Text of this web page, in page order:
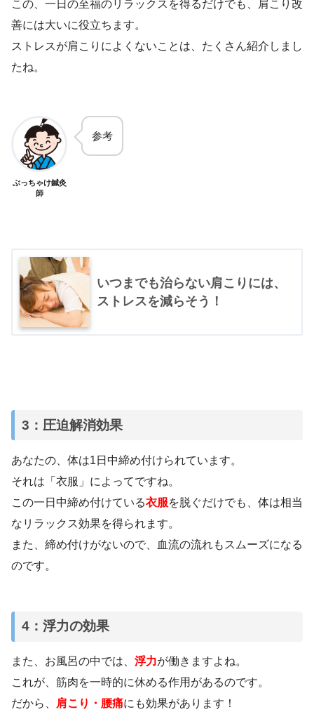
この、一日の至福のリラックスを得るだけでも、肩こり改
善には大いに役立ちます。
ストレスが肩こりによくないことは、たくさん紹介しまし
たね。
ぶっちゃけ鍼灸
師
参考
いつまでも治らない肩こりには、
ストレスを減らそう！
3：圧迫解消効果
あなたの、体は1日中締め付けられています。
それは「衣服」によってですね。
この一日中締め付けている衣服を脱ぐだけでも、体は相当
なリラックス効果を得られます。
また、締め付けがないので、血流の流れもスムーズになる
のです。
4：浮力の効果
また、お風呂の中では、 浮力が働きますよね。
これが、筋肉を一時的に休める作用があるのです。
だから、 肩こり・腰痛にも効果があります！